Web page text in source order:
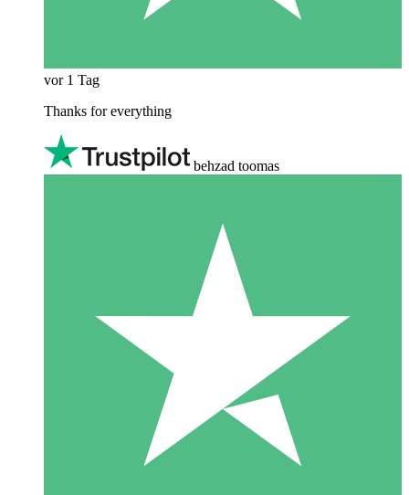
vor 1 Tag
Thanks for everything
behzad toomas